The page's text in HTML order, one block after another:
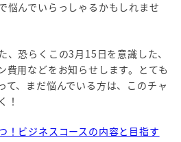
悩んでいらっしゃるかもしれませ
、恐らくこの3月15日を意識した、
費用などをお知らせします。とても
て、まだ悩んでいる方は、このチャ
！
！ビジネスコースの内容と目指す